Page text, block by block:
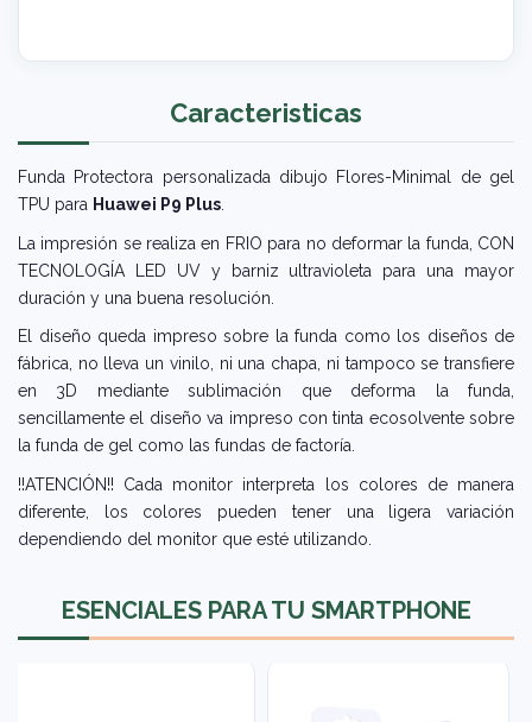
Caracteristicas
Funda Protectora personalizada dibujo Flores-Minimal de gel
TPU para Huawei P9 Plus
La impresión se realiza en FRIO para no deformar la funda, CON
TECNOLOGÍA LED UV y barniz ultravioleta para una mayor
duración y una buena resolución.
El diseño queda impreso sobre la funda como los diseños de
fábrica, no lleva un vinilo, ni una chapa, ni tampoco se transfiere
en 3D mediante sublimación que deforma la funda,
sencillamente el diseño va impreso con tinta ecosolvente sobre
la funda de gel como las fundas de factoría.
!!ATENCIÓN!! Cada monitor interpreta los colores de manera
diferente, los colores pueden tener una ligera variación
dependiendo del monitor que esté utilizando.
ESENCIALES PARA TU SMARTPHONE